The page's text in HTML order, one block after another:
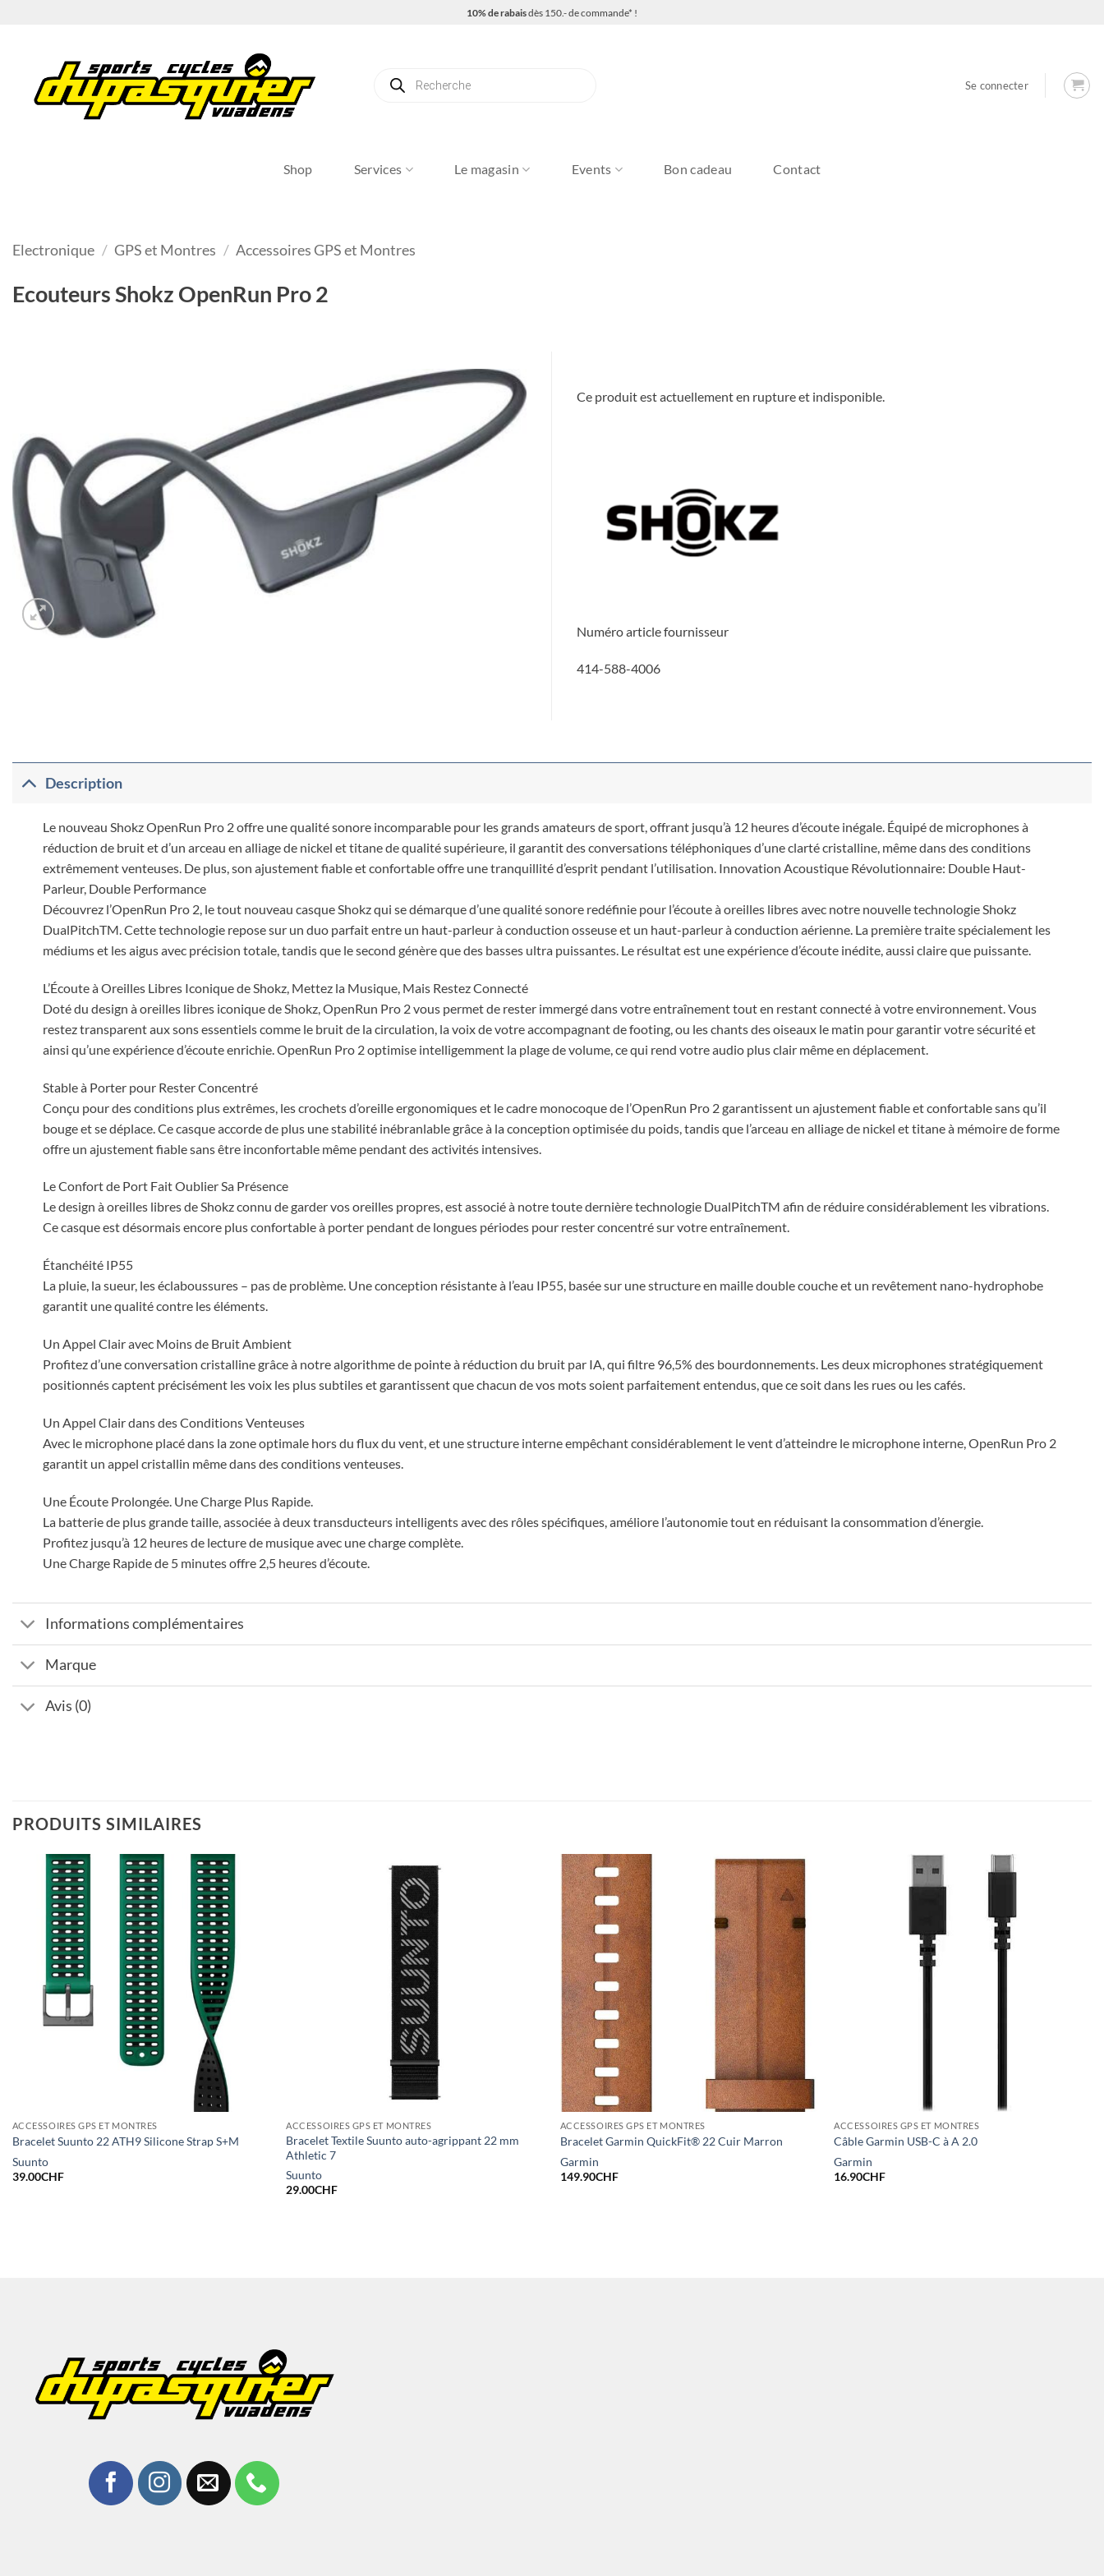
10% de rabaisdès 150.- de commande* !
produits
Se connecter
Shop Services Le magasin Events Bon cadeau Contact
Electronique / GPS et Montres / Accessoires GPS et Montres
Ecouteurs Shokz OpenRun Pro 2
Ce produit est actuellement en rupture et indisponible.
Numéro article fournisseur
414-588-4006
Description
Le nouveau Shokz OpenRun Pro 2 offre une qualité sonore incomparable pour les grands amateurs de sport, offrant jusqu’à 12 heures d’écoute inégale. Équipé de microphones à
réduction de bruit et d’un arceau en alliage de nickel et titane de qualité supérieure, il garantit des conversations téléphoniques d’une clarté cristalline, même dans des conditions
extrêmement venteuses. De plus, son ajustement fiable et confortable offre une tranquillité d’esprit pendant l’utilisation. Innovation Acoustique Révolutionnaire: Double Haut-
Parleur, Double Performance
Découvrez l’OpenRun Pro 2, le tout nouveau casque Shokz qui se démarque d’une qualité sonore redéfinie pour l’écoute à oreilles libres avec notre nouvelle technologie Shokz
DualPitchTM. Cette technologie repose sur un duo parfait entre un haut-parleur à conduction osseuse et un haut-parleur à conduction aérienne. La première traite spécialement les
médiums et les aigus avec précision totale, tandis que le second génère que des basses ultra puissantes. Le résultat est une expérience d’écoute inédite, aussi claire que puissante.
L’Écoute à Oreilles Libres Iconique de Shokz, Mettez la Musique, Mais Restez Connecté
Doté du design à oreilles libres iconique de Shokz, OpenRun Pro 2 vous permet de rester immergé dans votre entraînement tout en restant connecté à votre environnement. Vous
restez transparent aux sons essentiels comme le bruit de la circulation, la voix de votre accompagnant de footing, ou les chants des oiseaux le matin pour garantir votre sécurité et
ainsi qu’une expérience d’écoute enrichie. OpenRun Pro 2 optimise intelligemment la plage de volume, ce qui rend votre audio plus clair même en déplacement.
Stable à Porter pour Rester Concentré
Conçu pour des conditions plus extrêmes, les crochets d’oreille ergonomiques et le cadre monocoque de l’OpenRun Pro 2 garantissent un ajustement fiable et confortable sans qu’il
bouge et se déplace. Ce casque accorde de plus une stabilité inébranlable grâce à la conception optimisée du poids, tandis que l’arceau en alliage de nickel et titane à mémoire de forme
offre un ajustement fiable sans être inconfortable même pendant des activités intensives.
Le Confort de Port Fait Oublier Sa Présence
Le design à oreilles libres de Shokz connu de garder vos oreilles propres, est associé à notre toute dernière technologie DualPitchTM afin de réduire considérablement les vibrations.
Ce casque est désormais encore plus confortable à porter pendant de longues périodes pour rester concentré sur votre entraînement.
Étanchéité IP55
La pluie, la sueur, les éclaboussures – pas de problème. Une conception résistante à l’eau IP55, basée sur une structure en maille double couche et un revêtement nano-hydrophobe
garantit une qualité contre les éléments.
Un Appel Clair avec Moins de Bruit Ambient
Profitez d’une conversation cristalline grâce à notre algorithme de pointe à réduction du bruit par IA, qui filtre 96,5% des bourdonnements. Les deux microphones stratégiquement
positionnés captent précisément les voix les plus subtiles et garantissent que chacun de vos mots soient parfaitement entendus, que ce soit dans les rues ou les cafés.
Un Appel Clair dans des Conditions Venteuses
Avec le microphone placé dans la zone optimale hors du flux du vent, et une structure interne empêchant considérablement le vent d’atteindre le microphone interne, OpenRun Pro 2
garantit un appel cristallin même dans des conditions venteuses.
Une Écoute Prolongée. Une Charge Plus Rapide.
La batterie de plus grande taille, associée à deux transducteurs intelligents avec des rôles spécifiques, améliore l’autonomie tout en réduisant la consommation d’énergie.
Profitez jusqu’à 12 heures de lecture de musique avec une charge complète.
Une Charge Rapide de 5 minutes offre 2,5 heures d’écoute.
Informations complémentaires
Marque
Avis (0)
PRODUITS SIMILAIRES
ACCESSOIRES GPS ET MONTRES
Bracelet Suunto 22 ATH9 Silicone Strap S+M
Suunto
39.00CHF
ACCESSOIRES GPS ET MONTRES
Bracelet Textile Suunto auto-agrippant 22 mm
Athletic 7
Suunto
29.00CHF
ACCESSOIRES GPS ET MONTRES
Bracelet Garmin QuickFit® 22 Cuir Marron
Garmin
149.90CHF
ACCESSOIRES GPS ET MONTRES
Câble Garmin USB-C à A 2.0
Garmin
16.90CHF